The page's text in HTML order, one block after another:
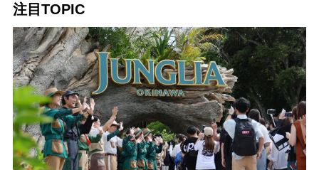
注目TOPIC